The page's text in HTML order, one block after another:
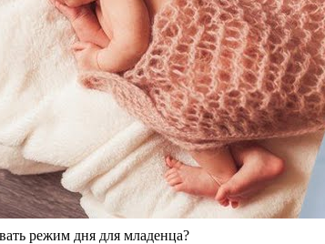
режим дня для младенца?